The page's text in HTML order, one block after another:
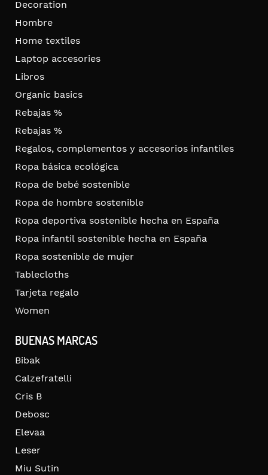
Decoration
Hombre
Home textiles
Laptop accesories
Libros
Organic basics
Rebajas %
Rebajas %
Regalos, complementos y accesorios infantiles
Ropa básica ecológica
Ropa de bebé sostenible
Ropa de hombre sostenible
Ropa deportiva sostenible hecha en España
Ropa infantil sostenible hecha en España
Ropa sostenible de mujer
Tablecloths
Tarjeta regalo
Women
BUENAS MARCAS
Bibak
Calzefratelli
Cris B
Debosc
Elevaa
Leser
Miu Sutin